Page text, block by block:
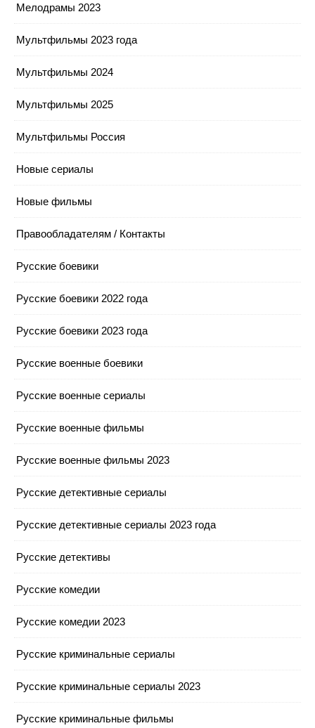
Мелодрамы 2023
Мультфильмы 2023 года
Мультфильмы 2024
Мультфильмы 2025
Мультфильмы Россия
Новые сериалы
Новые фильмы
Правообладателям / Контакты
Русские боевики
Русские боевики 2022 года
Русские боевики 2023 года
Русские военные боевики
Русские военные сериалы
Русские военные фильмы
Русские военные фильмы 2023
Русские детективные сериалы
Русские детективные сериалы 2023 года
Русские детективы
Русские комедии
Русские комедии 2023
Русские криминальные сериалы
Русские криминальные сериалы 2023
Русские криминальные фильмы